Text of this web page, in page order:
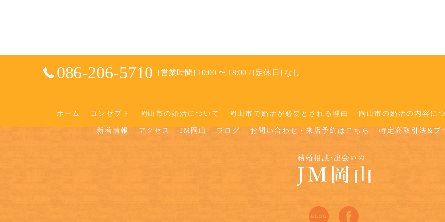
086-206-5710 [営業時間] 10:00 〜 18:00 / [定休日] なし
ホーム コンセプト 岡山市の婚活について 岡山市で婚活が必要とされる理由 岡山市の婚活の内容に
新着情報 アクセス JM岡山 ブログ お問い合わせ・来店予約はこちら 特定商取引法&プ